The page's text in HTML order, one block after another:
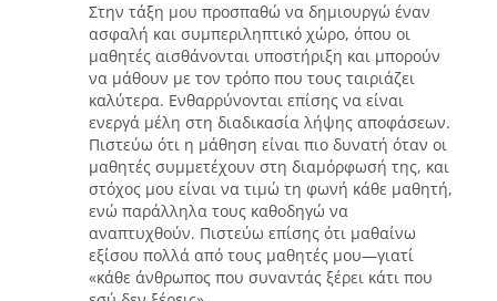
Στην τάξη μου προσπαθώ να δημιουργώ έναν
ασφαλή και συμπεριληπτικό χώρο, όπου οι
μαθητές αισθάνονται υποστήριξη και μπορούν
να μάθουν με τον τρόπο που τους ταιριάζει
καλύτερα. Ενθαρρύνονται επίσης να είναι
ενεργά μέλη στη διαδικασία λήψης αποφάσεων.
Πιστεύω ότι η μάθηση είναι πιο δυνατή όταν οι
μαθητές συμμετέχουν στη διαμόρφωσή της, και
στόχος μου είναι να τιμώ τη φωνή κάθε μαθητή,
ενώ παράλληλα τους καθοδηγώ να
αναπτυχθούν. Πιστεύω επίσης ότι μαθαίνω
εξίσου πολλά από τους μαθητές μου—γιατί
«κάθε άνθρωπος που συναντάς ξέρει κάτι που